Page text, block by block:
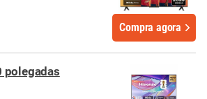
Compra agora
polegadas